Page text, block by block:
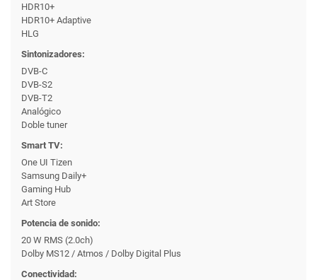
HDR10+
HDR10+ Adaptive
HLG
Sintonizadores:
DVB-C
DVB-S2
DVB-T2
Analógico
Doble tuner
Smart TV:
One UI Tizen
Samsung Daily+
Gaming Hub
Art Store
Potencia de sonido:
20 W RMS (2.0ch)
Dolby MS12 / Atmos / Dolby Digital Plus
Conectividad: